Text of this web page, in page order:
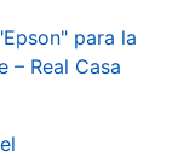
para la
– Real Casa